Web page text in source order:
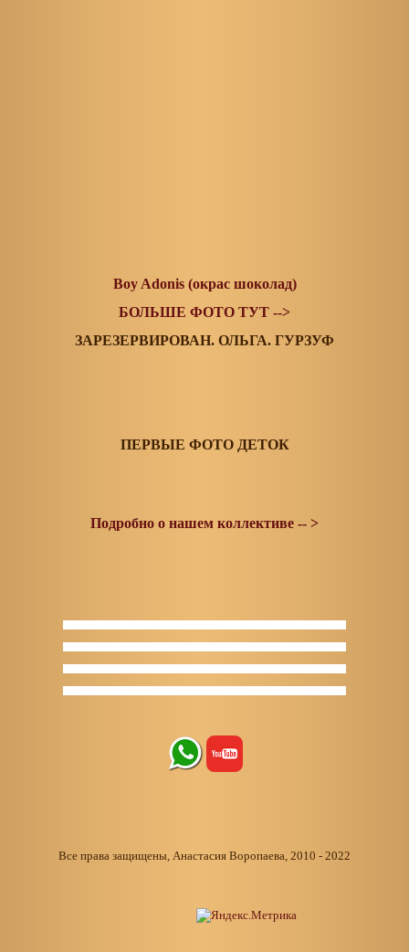
Boy Adonis (окрас шоколад)
БОЛЬШЕ ФОТО ТУТ -->
ЗАРЕЗЕРВИРОВАН. ОЛЬГА. ГУРЗУФ
ПЕРВЫЕ ФОТО ДЕТОК
Подробно о нашем коллективе -- >
Все права защищены, Анастасия Воропаева, 2010 - 2022